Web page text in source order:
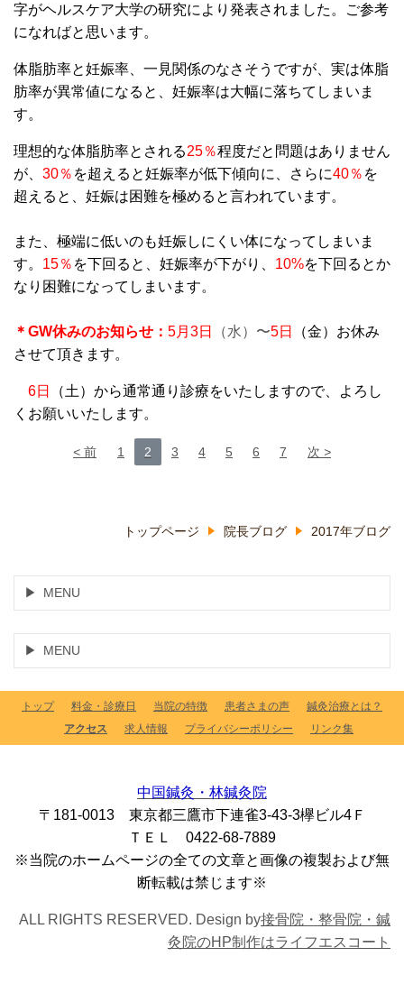
字がヘルスケア大学の研究により発表されました。ご参考
になればと思います。
体脂肪率と妊娠率、一見関係のなさそうですが、実は体脂
肪率が異常値になると、妊娠率は大幅に落ちてしまいま
す。
理想的な体脂肪率とされる25％程度だと問題はありません
が、 30％ を超えると妊娠率が低下傾向に、さらに40％ を
超えると、妊娠は困難を極めると言われています。
また、極端に低いのも妊娠しにくい体になってしまいま
す。 15％ を下回ると、妊娠率が下がり、 10%を下回るとか
なり困難になってしまいます。
＊GW休みのお知らせ： 5月3日 （水）〜5日
（金）お休み
させて頂きます。
6日
（土）から通常通り診療をいたしますので、よろし
くお願いいたします。
前 1 2 3 4 5 6 7 次
トップページ 院長ブログ 2017年ブログ
MENU
MENU
トップ 料金・診療日 当院の特徴 患者さまの声
鍼灸治療とは？
アクセス
求人情報 プライバシーポリシー リンク集
中国鍼灸・林鍼灸院
〒181-0013 東京都三鷹市下連雀3-43-3欅ビル4Ｆ
ＴＥＬ 0422-68-7889
※当院のホームページの全ての文章と画像の複製および無
断転載は禁じます※
ALL RIGHTS RESERVED. Design by接骨院・整骨院・鍼
灸院のHP制作はライフエスコート